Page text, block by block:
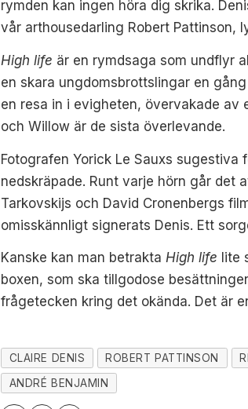
rymden kan ingen höra dig skrika.
vår arthousedarling Robert Pattinson,
High life är en rymdsaga som undflyr
en skara ungdomsbrottslingar en
en resa in i evigheten, övervakade av
och Willow är de sista överlevande.
Fotografen Yorick Le Sauxs
nedskräpade. Runt varje hörn går det
Tarkovskijs och David Cronenbergs
omisskännligt signerats Denis. Ett
Kanske kan man betraktaHigh life lite
boxen, som ska tillgodose
frågetecken kring det okända. Det är
CLAIRE DENIS ROBERT PATTINSON
ANDRÉ BENJAMIN